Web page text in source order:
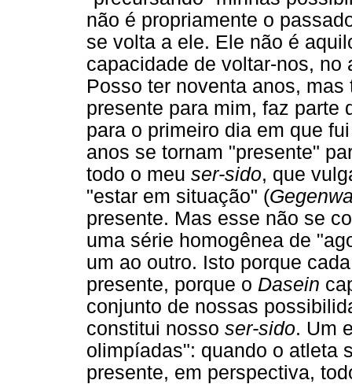
não é propriamente o
se volta a ele. Ele não é
capacidade de voltar-nos, no
Posso ter noventa anos,
presente para mim, faz parte
para o primeiro dia em que
anos se tornam "presente"
todo o meu ser-sido, que
"estar em situação" (
presente. Mas esse não se
uma série homogênea de
um ao outro. Isto porque
presente, porque o Dasein
conjunto de nossas
constitui nosso ser-sido. Um
olimpíadas": quando o atleta
presente, em perspectiva,